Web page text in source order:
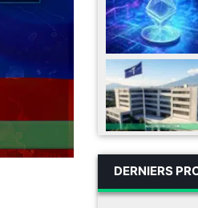
DERNIERS